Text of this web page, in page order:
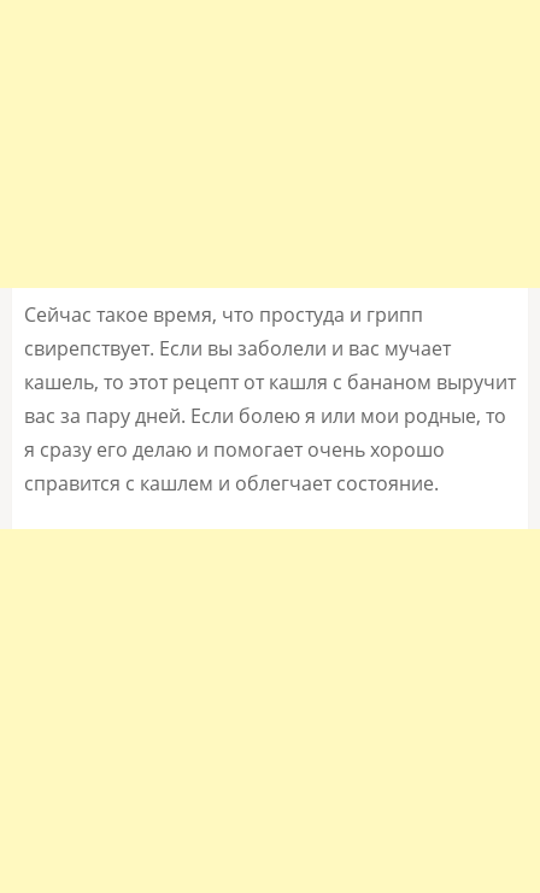
Сейчас такое время, что простуда и грипп
свирепствует. Если вы заболели и вас мучает
кашель, то этот рецепт от кашля с бананом выручит
вас за пару дней. Если болею я или мои родные, то
я сразу его делаю и помогает очень хорошо
справится с кашлем и облегчает состояние.